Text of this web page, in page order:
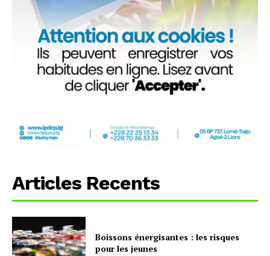
Articles Recents
Boissons énergisantes : les risques
pour les jeunes